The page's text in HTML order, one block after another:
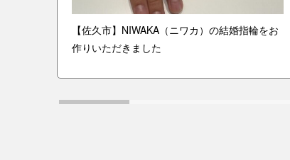
【佐久市】NIWAKA（ニワカ）の結婚指輪をお
作りいただきました